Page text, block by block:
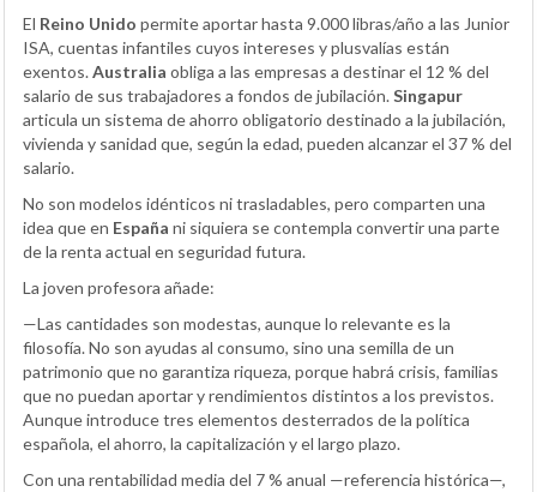
El Reino Unido permite aportar hasta 9.000 libras/año a las Junior
ISA, cuentas infantiles cuyos intereses y plusvalías están
exentos.Australia obliga a las empresas a destinar el 12 % del
salario de sus trabajadores a fondos de jubilación.Singapur
articula un sistema de ahorro obligatorio destinado a la jubilación,
vivienda y sanidad que, según la edad, pueden alcanzar el 37 % del
salario.
No son modelos idénticos ni trasladables, pero comparten una
idea que en España ni siquiera se contempla convertir una parte
de la renta actual en seguridad futura.
La joven profesora añade:
—Las cantidades son modestas, aunque lo relevante es la
filosofía. No son ayudas al consumo, sino una semilla de un
patrimonio que no garantiza riqueza, porque habrá crisis, familias
que no puedan aportar y rendimientos distintos a los previstos.
Aunque introduce tres elementos desterrados de la política
española, el ahorro, la capitalización y el largo plazo.
Con una rentabilidad media del 7 % anual —referencia histórica—,